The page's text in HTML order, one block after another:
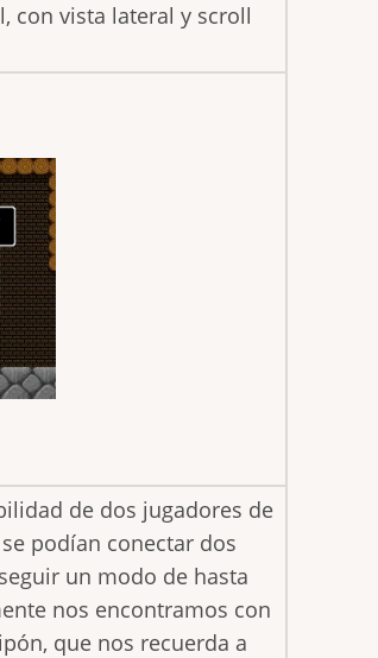
con vista lateral y scroll
de dos jugadores de
podían conectar dos
un modo de hasta
nos encontramos con
que nos recuerda a